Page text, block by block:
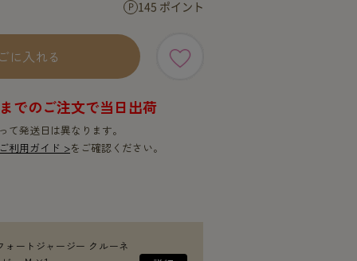
145 ポイント
に入れる
でのご注文で当日出荷
て発送日は異なります。
ご利用ガイド >をご確認ください。
ォートジャージー クルーネ